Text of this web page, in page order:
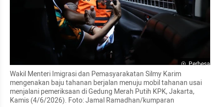
Perbesar
Wakil Menteri Imigrasi dan Pemasyarakatan Silmy Karim
mengenakan baju tahanan berjalan menuju mobil tahanan usai
menjalani pemeriksaan di Gedung Merah Putih KPK, Jakarta,
Kamis (4/6/2026). Foto: Jamal Ramadhan/kumparan